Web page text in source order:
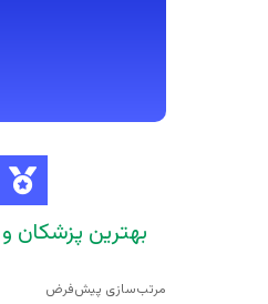
بهترین پزشکان